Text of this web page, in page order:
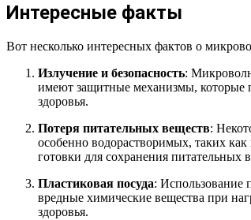
Интересные факты
Вот несколько интересных фактов о
Излучение и безопасность:
имеют защитные механизмы, которые
здоровья.
Потеря питательных веществ:
особенно водорастворимых, таких
готовки для сохранения питательных
Пластиковая посуда: Использование
вредные химические вещества при
здоровья.